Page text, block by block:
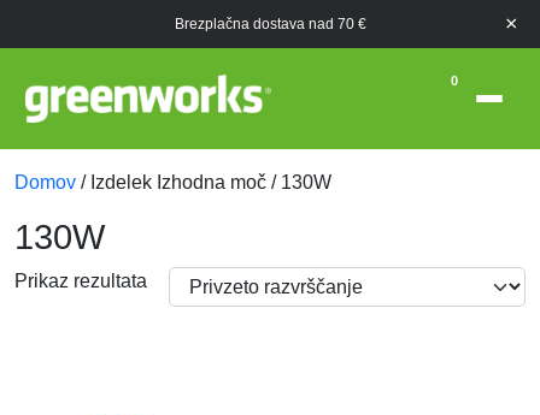
Brezplačna dostava nad 70 € ×
0
Domov / Izdelek Izhodna moč / 130W
130W
Prikaz rezultata